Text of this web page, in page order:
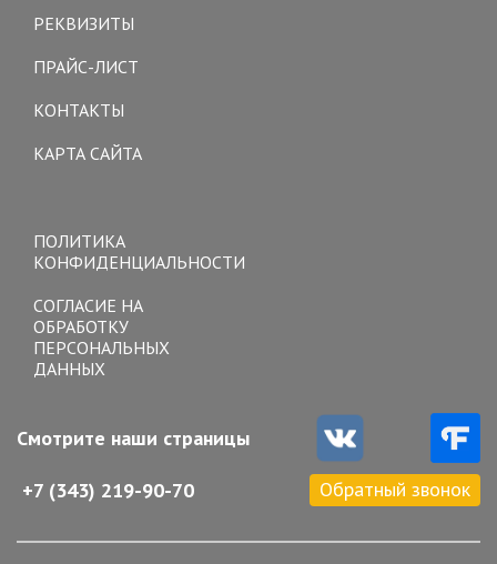
РЕКВИЗИТЫ
ПРАЙС-ЛИСТ
КОНТАКТЫ
КАРТА САЙТА
ПОЛИТИКА
КОНФИДЕНЦИАЛЬНОСТИ
СОГЛАСИЕ НА
ОБРАБОТКУ
ПЕРСОНАЛЬНЫХ
ДАННЫХ
Смотрите наши страницы
+7 (343) 219-90-70 Обратный звонок